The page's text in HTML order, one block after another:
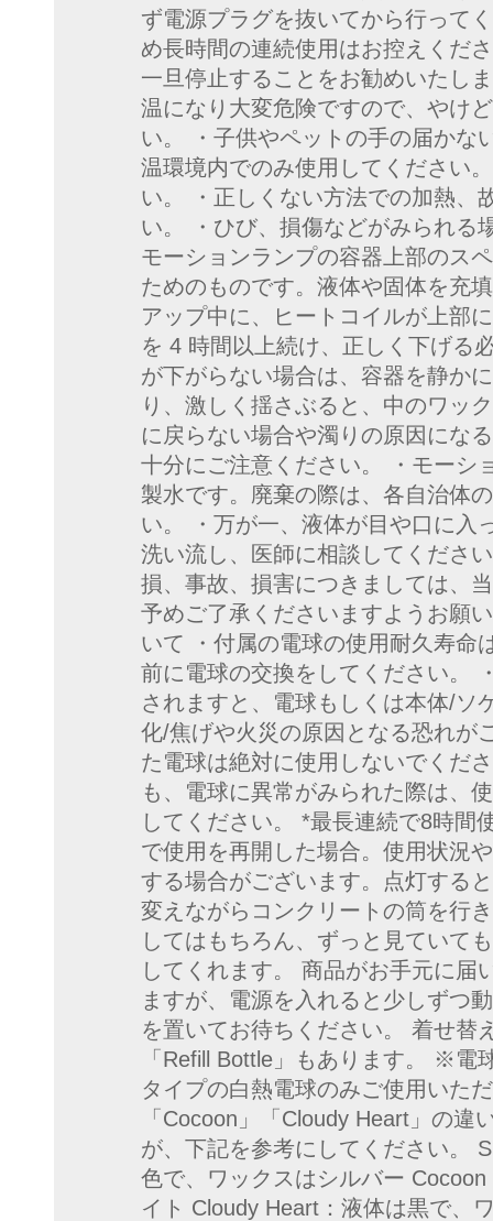
ず電源プラグを抜いてから行って
め長時間の連続使用はお控えくだ
一旦停止することをお勧めいたし
温になり大変危険ですので、やけ
い。 ・子供やペットの手の届かな
温環境内でのみ使用してください
い。 ・正しくない方法での加熱、
い。 ・ひび、損傷などがみられる
モーションランプの容器上部のス
ためのものです。液体や固体を充
アップ中に、ヒートコイルが上部
を 4 時間以上続け、正しく下げる
が下がらない場合は、容器を静か
り、激しく揺さぶると、中のワッ
に戻らない場合や濁りの原因にな
十分にご注意ください。 ・モーシ
製水です。廃棄の際は、各自治体
い。 ・万が一、液体が目や口に入
洗い流し、医師に相談してくださ
損、事故、損害につきましては、
予めご了承くださいますようお願
いて ・付属の電球の使用耐久寿命
前に電球の交換をしてください。
されますと、電球もしくは本体/ソ
化/焦げや火災の原因となる恐れが
た電球は絶対に使用しないでくだ
も、電球に異常がみられた際は、
してください。 *最長連続で8時間
で使用を再開した場合。使用状況
する場合がございます。点灯する
変えながらコンクリートの筒を行
してはもちろん、ずっと見ていて
してくれます。 商品がお手元に届
ますが、電源を入れると少しずつ
を置いてお待ちください。 着せ替
「Refill Bottle」もあります。 ※電
タイプの白熱電球のみご使用いた
「Cocoon」「Cloudy Heart」の
が、下記を参考にしてください。
色で、ワックスはシルバー
イト Cloudy Heart：液体は黒で、